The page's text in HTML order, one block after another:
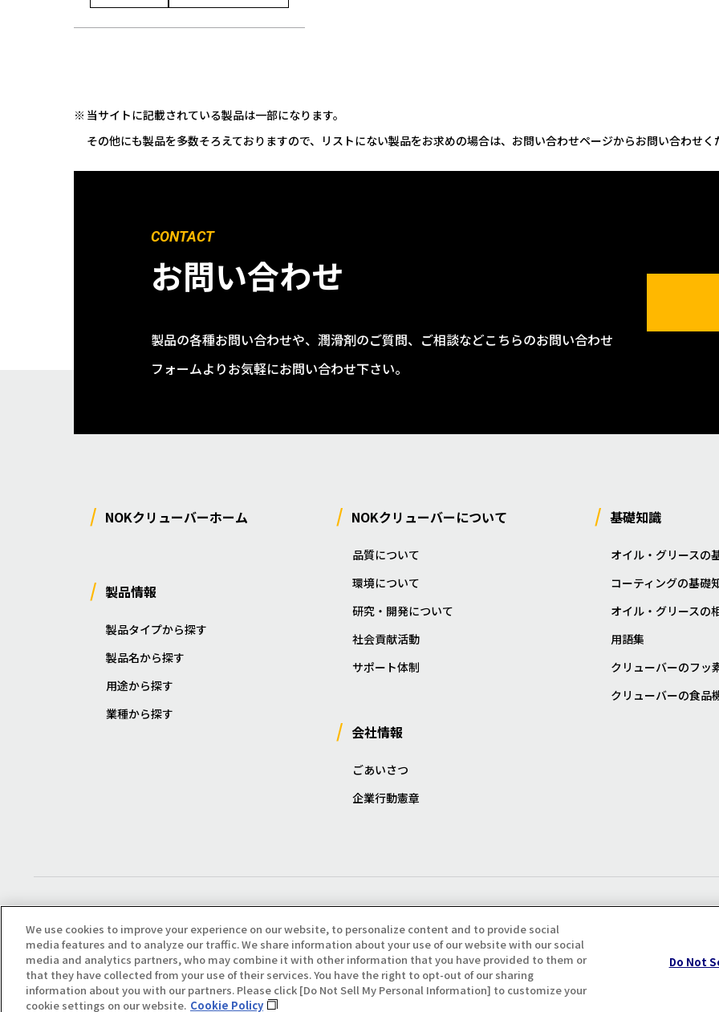
当サイトに記載されている製品は一部になります。
その他にも製品を多数そろえておりますので、リストにない製品をお求めの場合は、お問い合わせページからお問い合わせく
CONTACT
お問い合わせ
製品の各種お問い合わせや、潤滑剤のご質問、ご相談などこちらのお問い合わせ
フォームよりお気軽にお問い合わせ下さい。
NOKクリューバーホーム
製品情報
製品タイプから探す
製品名から探す
用途から探す
業種から探す
NOKクリューバーについて
品質について
環境について
研究・開発について
社会貢献活動
サポート体制
会社情報
ごあいさつ
企業行動憲章
基礎知識
オイル・グリースの
コーティングの基礎
オイル・グリースの
用語集
クリューバーのフッ
クリューバーの食品
プライバシー・クッキーポリシ
Copyright(C) All Right Reserved. Producted by NOK KLÜBER CO., LTD.
We use cookies to improve your experience on our website, to personalize content and to provide social
media features and to analyze our traffic. We share information about your use of our website with our social
media and analytics partners, who may combine it with other information that you have provided to them or
that they have collected from your use of their services. You have the right to opt-out of our sharing
information about you with our partners. Please click [Do Not Sell My Personal Information] to customize your
cookie settings on our website. Cookie Policy
Do Not